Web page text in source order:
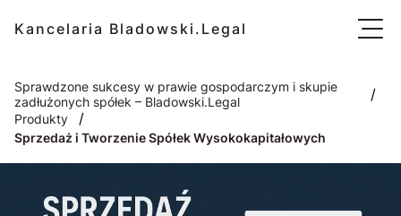
Kancelaria Bladowski.Legal
Sprawdzone sukcesy w prawie gospodarczym i skupie
zadłużonych spółek – Bladowski.Legal
/
Produkty /
Sprzedaż i Tworzenie Spółek Wysokokapitałowych